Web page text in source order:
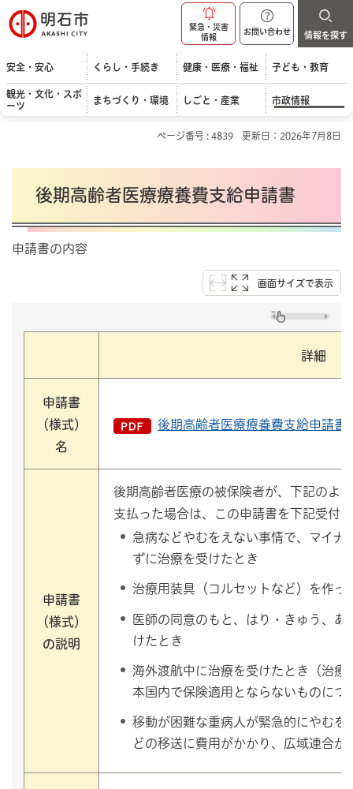
明石市
緊急・災害
情報
お問い合わせ 情報を探す
安全・安心 くらし・手続き 健康・医療・福祉 子ども・教育
観光・文化・スポ
ーツ
まちづくり・環境 しごと・産業 市政情報
ページ番号 : 4839 更新日：2026年7月8日
後期高齢者医療療養費支給申請書
申請書の内容
画面サイズで表示
詳細
申請書
（様式）
名
後期高齢者医療療養費支給申請
申請書
（様式）
の説明
後期高齢者医療の被保険者が、下記のよ
支払った場合は、この申請書を下記受付
急病などやむをえない事情で、マイナ
ずに治療を受けたとき
治療用装具（コルセットなど）を作っ
医師の同意のもと、はり・きゅう、あ
けたとき
海外渡航中に治療を受けたとき（治療
本国内で保険適用とならないものにつ
移動が困難な重病人が緊急的にやむを
どの移送に費用がかかり、広域連合が